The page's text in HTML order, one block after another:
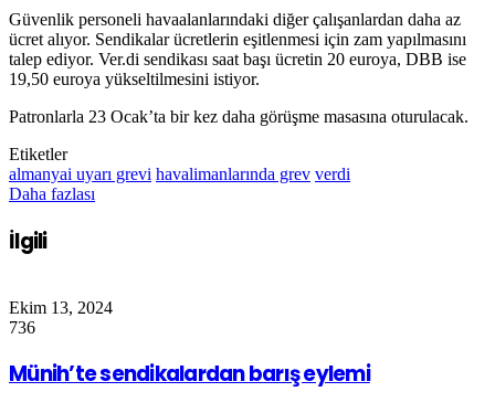
Güvenlik personeli havaalanlarındaki diğer çalışanlardan daha az
ücret alıyor. Sendikalar ücretlerin eşitlenmesi için zam yapılmasını
talep ediyor. Ver.di sendikası saat başı ücretin 20 euroya, DBB ise
19,50 euroya yükseltilmesini istiyor.
Patronlarla 23 Ocak’ta bir kez daha görüşme masasına oturulacak.
Etiketler
almanyai uyarı grevi havalimanlarında grev verdi
Daha fazlası
İlgili
Ekim 13, 2024
736
Münih’te sendikalardan barış eylemi